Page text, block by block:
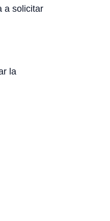
a solicitar
la